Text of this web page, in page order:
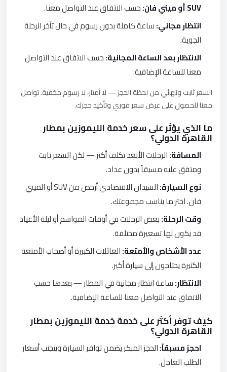
SUV أو ميني فان:
حسب الاتفاق عند التواصل معنا.
انتظار مجاني:ساعة كاملة بدون رسوم في حال تأخر الرحلة
الجوية.
الانتظار بعد الساعة المجانية:حسب الاتفاق عند التواصل
معنا للساعة الإضافية.
السعر ثابت ونهائي من لحظة الحجز — لا أمتار، لا رسوم مخفية. تواصل
معنا للحصول على عرض سعر فوري وتأكيد حجزك.
ما الذي يؤثر على سعر خدمة الليموزين بمطار
القاهرة الدولي؟
المسافة:الرحلات الأبعد تكلف أكثر — لكن السعر ثابت
ومتفق عليه مسبقاً بدون عداد.
نوع السيارة:
السيدان الاقتصادي أرخص من SUV أو الميني
فان. اختر ما يناسب مجموعتك.
وقت الرحلة:بعض الرحلات في أوقات المواسم أو ليلة الأعياد
قد يكون لها تسعيرة مختلفة.
عدد الأشخاص والأمتعة:العائلات الكبيرة أو أصحاب الأمتعة
الكثيرة يحتاجون إلى سيارة أكبر.
الانتظار:ساعة انتظار مجانية في المطار — بعدها حسب
الاتفاق عند التواصل معنا للساعة الإضافية.
كيف توفر أكثر على خدمة خدمة الليموزين بمطار
القاهرة الدولي؟
احجز مسبقاً:الحجز المبكر يضمن توافر السيارة ويتجنب أسعار
الطلب العاجل.